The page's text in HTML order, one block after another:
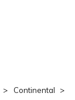
Continental